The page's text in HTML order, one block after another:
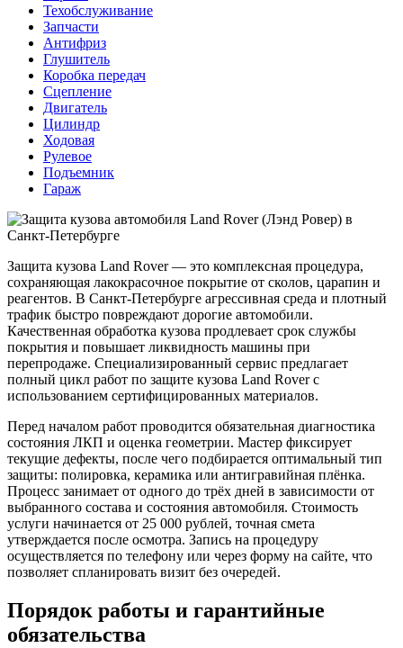
Техобслуживание
Запчасти
Антифриз
Глушитель
Коробка передач
Сцепление
Двигатель
Цилиндр
Ходовая
Рулевое
Подъемник
Гараж
Защита кузова Land Rover — это комплексная процедура,
сохраняющая лакокрасочное покрытие от сколов, царапин и
реагентов. В Санкт-Петербурге агрессивная среда и плотный
трафик быстро повреждают дорогие автомобили.
Качественная обработка кузова продлевает срок службы
покрытия и повышает ликвидность машины при
перепродаже. Специализированный сервис предлагает
полный цикл работ по защите кузова Land Rover с
использованием сертифицированных материалов.
Перед началом работ проводится обязательная диагностика
состояния ЛКП и оценка геометрии. Мастер фиксирует
текущие дефекты, после чего подбирается оптимальный тип
защиты: полировка, керамика или антигравийная плёнка.
Процесс занимает от одного до трёх дней в зависимости от
выбранного состава и состояния автомобиля. Стоимость
услуги начинается от 25 000 рублей, точная смета
утверждается после осмотра. Запись на процедуру
осуществляется по телефону или через форму на сайте, что
позволяет спланировать визит без очередей.
Порядок работы и гарантийные
обязательства